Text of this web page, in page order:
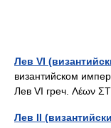
Лев VI
византийском
Лев VI греч. Λέων
Лев II